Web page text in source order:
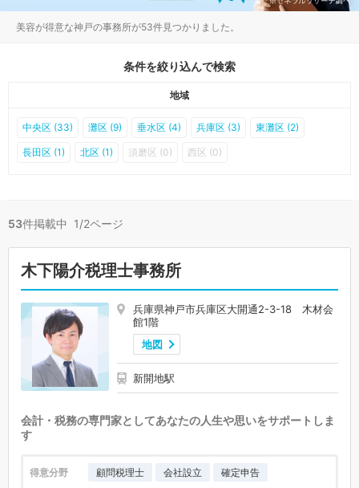
美容が得意な神戸の事務所が53件見つかりました。
条件を絞り込んで検索
地域
中央区 (33) 灘区 (9) 垂水区 (4) 兵庫区 (3) 東灘区 (2)
長田区 (1) 北区 (1) 須磨区 (0) 西区 (0)
53件掲載中 1/2ページ
木下陽介税理士事務所
兵庫県神戸市兵庫区大開通2-3-18 木材会
館1階
地図
新開地駅
会計・税務の専門家としてあなたの人生や思いをサポートしま
す
得意分野 顧問税理士 会社設立 確定申告